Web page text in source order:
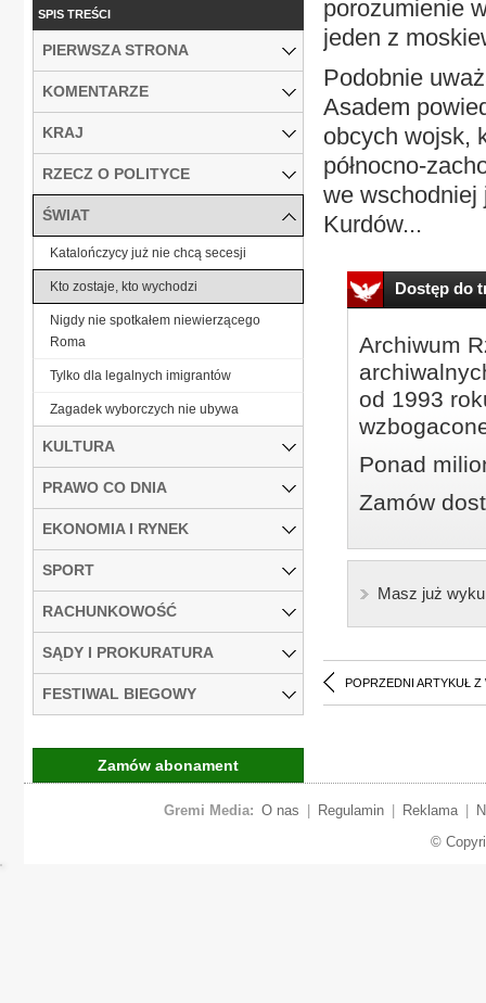
porozumienie
jeden z
Podobnie
Asadem
obcych wojsk,
północno-
we wschodniej
Kurdów...
Dostęp do
Archiwum
od 1993
Ponad
Zamów
Masz już
POPRZEDNI ARTYKUŁ Z
SPIS TREŚCI
PIERWSZA STRONA
KOMENTARZE
KRAJ
RZECZ O POLITYCE
ŚWIAT
Katalończycy już nie chcą secesji
Kto zostaje, kto wychodzi
Nigdy nie spotkałem niewierzącego
Roma
Tylko dla legalnych imigrantów
Zagadek wyborczych nie ubywa
KULTURA
PRAWO CO DNIA
EKONOMIA I RYNEK
SPORT
RACHUNKOWOŚĆ
SĄDY I PROKURATURA
FESTIWAL BIEGOWY
Zamów abonament
Gremi Media: O nas Regulamin Reklama
©